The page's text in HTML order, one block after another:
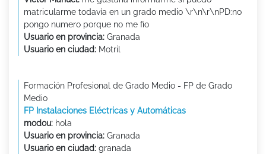
matricularme todavía en un grado medio \r\n\r\nPD:no
pongo numero porque no me fio
Usuario en provincia: Granada
Usuario en ciudad: Motril
Formación Profesional de Grado Medio - FP de Grado
Medio
FP Instalaciones Eléctricas y Automáticas
modou: hola
Usuario en provincia: Granada
Usuario en ciudad: granada